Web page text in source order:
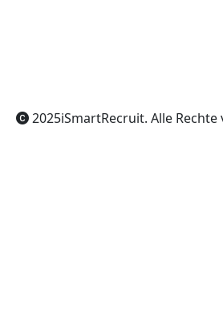
2025iSmartRecruit. Alle